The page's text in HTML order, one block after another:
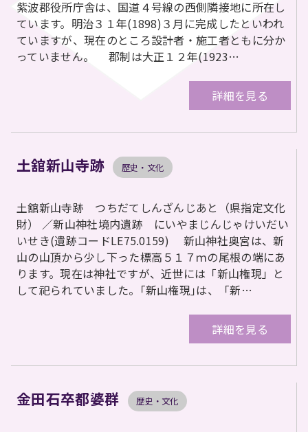
紫波郡役所庁舎は、国道４号線の西側隣接地に所在し
ています。明治３１年(1898)３月に完成したといわれ
ていますが、現在のところ設計者・施工者ともに分か
っていません。 郡制は大正１２年(1923…
詳細を見る
土舘新山寺跡 歴史・文化
土舘新山寺跡 つちだてしんざんじあと（県指定文化
財） ／新山神社境内遺跡 にいやまじんじゃけいだい
いせき(遺跡コードLE75.0159) 新山神社奥宮は、新
山の山頂から少し下った標高５１７ｍの尾根の端にあ
ります。現在は神社ですが、近世には「新山権現」と
して祀られていました。｢新山権現｣は、「新…
詳細を見る
金田石卒都婆群 歴史・文化